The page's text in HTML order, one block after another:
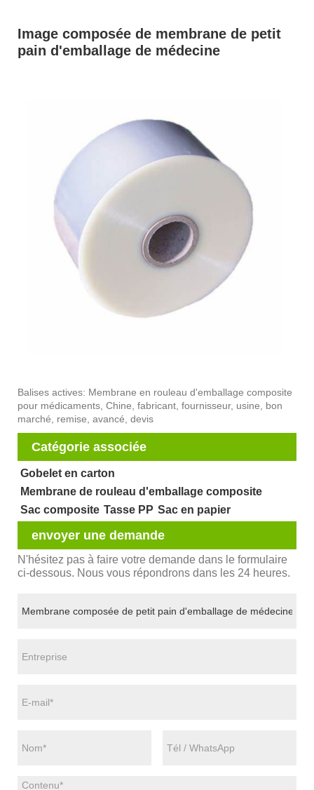
Image composée de membrane de petit
pain d'emballage de médecine
Balises actives: Membrane en rouleau d'emballage composite
pour médicaments, Chine, fabricant, fournisseur, usine, bon
marché, remise, avancé, devis
Catégorie associée
Gobelet en carton
Membrane de rouleau d'emballage composite
Sac composite Tasse PP Sac en papier
envoyer une demande
N'hésitez pas à faire votre demande dans le formulaire
ci-dessous. Nous vous répondrons dans les 24 heures.